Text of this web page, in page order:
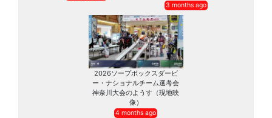
3 months ago
2026ソープボックスダービ
ー・ナショナルチーム選考会
神奈川大会のようす（現地映
像）
4 months ago